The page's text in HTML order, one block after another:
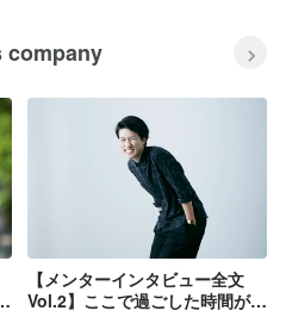
company
【メンターインタビュー全文
Vol.2】ここで過ごした時間が今